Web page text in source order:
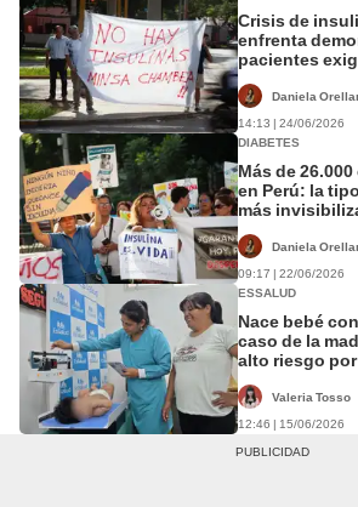
Crisis de
enfrenta
pacientes
Daniela
14:13 | 24/06/2026
DIABETES
Más de
en Perú: la
más
Daniela
09:17 | 22/06/2026
ESSALUD
Nace bebé
caso de la
alto riesgo
Valeria Tosso
12:46 | 15/06/2026